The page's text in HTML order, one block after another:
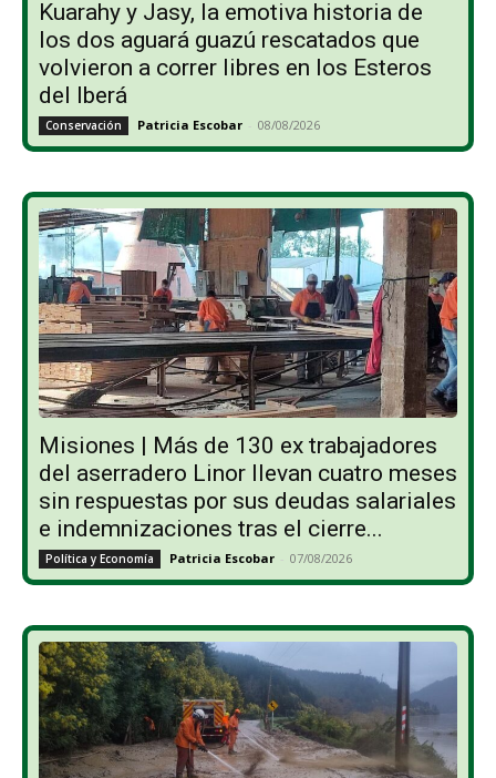
Kuarahy y Jasy, la emotiva historia de
los dos aguará guazú rescatados que
volvieron a correr libres en los Esteros
del Iberá
Conservación Patricia Escobar - 08/08/2026
Misiones | Más de 130 ex trabajadores
del aserradero Linor llevan cuatro meses
sin respuestas por sus deudas salariales
e indemnizaciones tras el cierre...
Política y Economía Patricia Escobar - 07/08/2026